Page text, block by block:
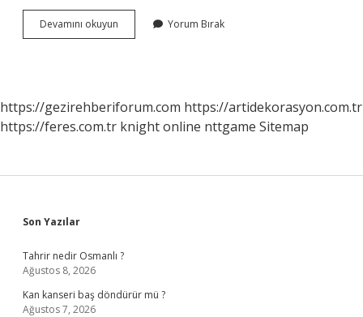
Devamını okuyun Bungalov
Evlerin
Yorum Bırak
https://gezirehberiforum.com https://artidekorasyon.com.tr
https://feres.com.tr knight online nttgame Sitemap
Sidebar
Son Yazılar
Tahrir nedir Osmanlı ?
Ağustos 8, 2026
Kan kanseri baş döndürür mü ?
Ağustos 7, 2026